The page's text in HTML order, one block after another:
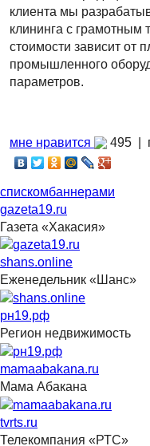
клиента мы
клининга с грамотным
стоимости зависит от
промышленного
параметров.
мне нравится 495 |
спискомбаннерами
gazeta19.ru
Газета «Хакасия»
shans.online
Еженедельник «Шанс»
рн19.рф
Регион недвижимость
mamaabakana.ru
Мама Абакана
tvrts.ru
Телекомпания «РТС»